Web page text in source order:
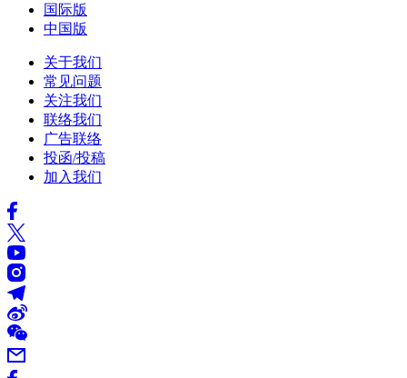
国际版
中国版
关于我们
常见问题
关注我们
联络我们
广告联络
投函/投稿
加入我们